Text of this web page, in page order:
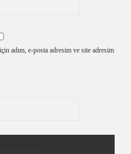
adım, e-posta adresim ve site adresim